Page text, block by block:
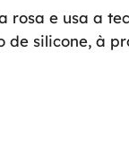
e usa a
silicone, à